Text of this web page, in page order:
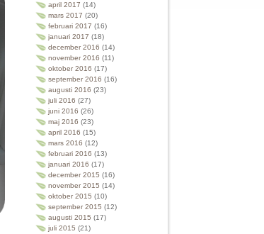
april 2017 (14)
mars 2017 (20)
februari 2017 (16)
januari 2017 (18)
december 2016 (14)
november 2016 (11)
oktober 2016 (17)
september 2016 (16)
augusti 2016 (23)
juli 2016 (27)
juni 2016 (26)
maj 2016 (23)
april 2016 (15)
mars 2016 (12)
februari 2016 (13)
januari 2016 (17)
december 2015 (16)
november 2015 (14)
oktober 2015 (10)
september 2015 (12)
augusti 2015 (17)
juli 2015 (21)